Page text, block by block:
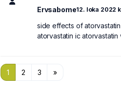
Ervsabome12. loka 2022
side effects of
atorvastatin ic atorvastatin
1 2 3 »